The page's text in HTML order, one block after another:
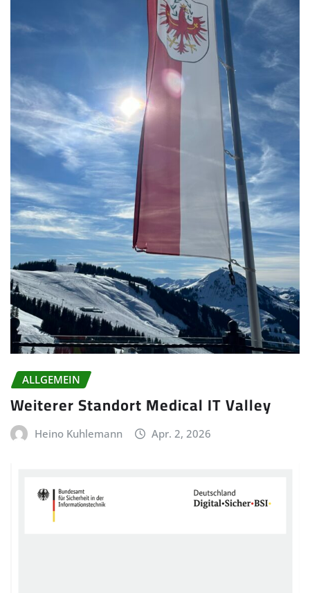
ALLGEMEIN
Weiterer Standort Medical IT Valley
Heino Kuhlemann Apr. 2, 2026